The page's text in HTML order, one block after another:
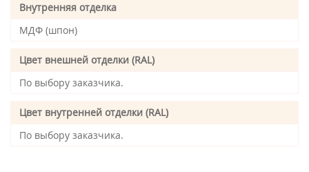
Внутренняя отделка
МДФ (шпон)
Цвет внешней отделки (RAL)
По выбору заказчика.
Цвет внутренней отделки (RAL)
По выбору заказчика.